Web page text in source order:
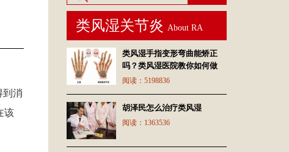
到消
该
类风湿关节炎 About RA
类风湿手指变形弯曲能矫正
吗？类风湿医院教你如何做
阅读： 5198836
胡泽民怎么治疗类风湿
阅读： 1363536